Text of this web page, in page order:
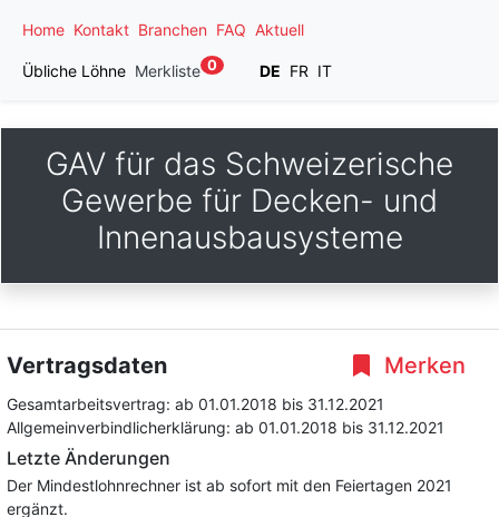
Home Kontakt Branchen FAQ Aktuell
Übliche Löhne Merkliste 0 DE FR IT
GAV für das Schweizerische
Gewerbe für Decken- und
Innenausbausysteme
Merken
Vertragsdaten
Gesamtarbeitsvertrag: ab 01.01.2018 bis 31.12.2021
Allgemeinverbindlicherklärung: ab 01.01.2018 bis 31.12.2021
Letzte Änderungen
Der Mindestlohnrechner ist ab sofort mit den Feiertagen 2021
ergänzt.